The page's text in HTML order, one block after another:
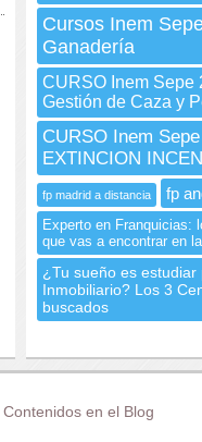
Cursos Inem
Ganadería
CURSO Inem Sepe
Gestión de Caza y
CURSO Inem
EXTINCION
fp madrid a distancia fp
Experto en Franquicias:
que vas a encontrar en
¿Tu sueño es estudiar
Inmobiliario? Los 3
buscados
Contenidos en el Blog